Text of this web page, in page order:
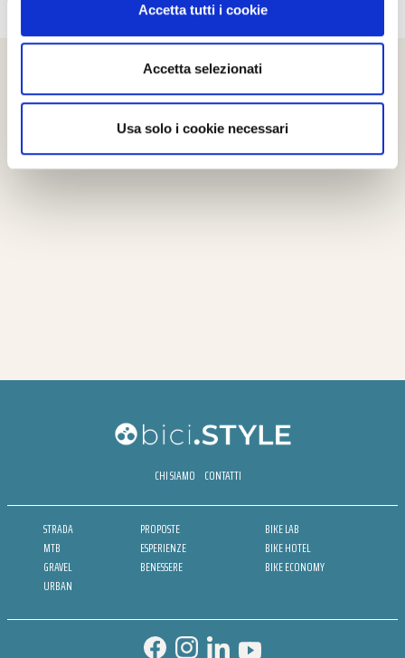
Accetta tutti i cookie
Accetta selezionati
Usa solo i cookie necessari
CHI SIAMO CONTATTI
STRADA
MTB
GRAVEL
URBAN
PROPOSTE
ESPERIENZE
BENESSERE
BIKE LAB
BIKE HOTEL
BIKE ECONOMY